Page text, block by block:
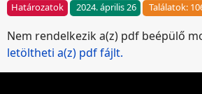
Határozatok 2024. április 26 Találatok:
Nem rendelkezik a(z) pdf beépülő
letöltheti a(z) pdf fájlt.